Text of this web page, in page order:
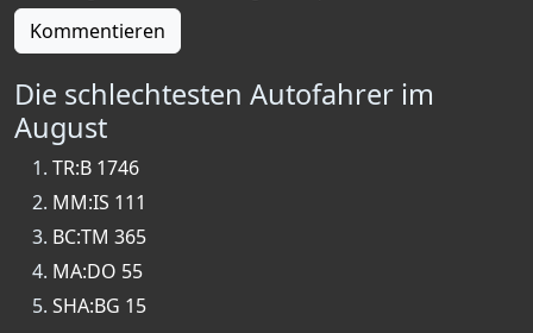
Kommentieren
Die schlechtesten Autofahrer im
August
TR:B 1746
MM:IS 111
BC:TM 365
MA:DO 55
SHA:BG 15